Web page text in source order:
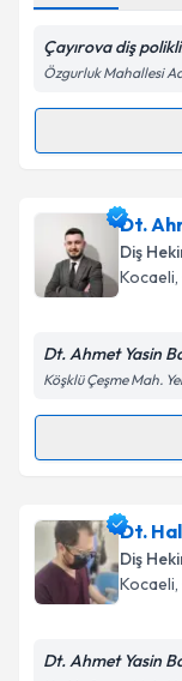
Kişisel
Çayırova diş
Özgurluk Mahallesi
Randevu
Dt. Şeyda
oluşturun.
takvim
Kişisel
Metni'ni
Dt.
Diş
Kocaeli
Dt. Ahmet Yasin
Köşklü Çeşme Mah.
Randevu
Dt. Ahmet
oluşturun.
takvim
Dt.
Diş
Kocaeli
Dt. Ahmet Yasin